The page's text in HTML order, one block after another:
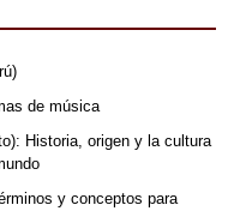
de música
Historia, origen y la cultura
y conceptos para